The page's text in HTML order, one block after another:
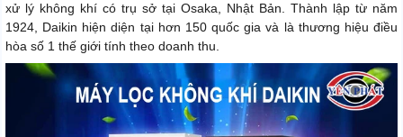
xử lý không khí có trụ sở tại Osaka, Nhật Bản. Thành lập từ năm
1924, Daikin hiện diện tại hơn 150 quốc gia và là thương hiệu điều
hòa số 1 thế giới tính theo doanh thu.